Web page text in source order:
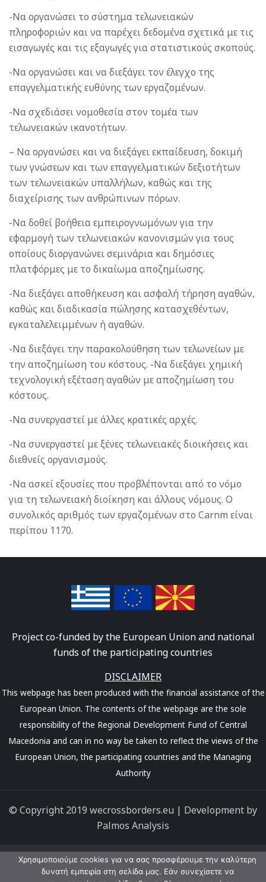
-Να οργανώσει το σύστημα τελωνειακών
πληροφοριών και να παρέχει δεδομένα σχετικά με τις
εισαγωγές και τις εξαγωγές για στατιστικούς σκοπούς.
-Να οργανώσει και να διεξάγει τον έλεγχο της
επαγγελματικής ευθύνης των εργαζομένων.
-Να σχεδιάσει νομοθεσία στον τομέα των
τελωνειακών ικανοτήτων.
– Να οργανώσει και να διεξάγει εκπαίδευση, δοκιμή
των γνώσεων και των επαγγελματικών δεξιοτήτων
των τελωνειακών υπαλλήλων, καθώς και της
διαχείρισης των ανθρώπινων πόρων.
-Να δοθεί βοήθεια εμπειρογνωμόνων για την
εφαρμογή των τελωνειακών κανονισμών για τους
οποίους διοργανώνει σεμινάρια και δημόσιες
πλατφόρμες με το δικαίωμα αποζημίωσης.
-Να διεξάγει αποθήκευση και ασφαλή τήρηση αγαθών,
καθώς και διαδικασία πώλησης κατασχεθέντων,
εγκαταλελειμμένων ή αγαθών.
-Να διεξάγει την παρακολούθηση των τελωνείων με
την αποζημίωση του κόστους. -Να διεξάγει χημική
τεχνολογική εξέταση αγαθών με αποζημίωση του
κόστους.
-Να συνεργαστεί με άλλες κρατικές αρχές.
-Να συνεργαστεί με ξένες τελωνειακές διοικήσεις και
διεθνείς οργανισμούς.
-Να ασκεί εξουσίες που προβλέπονται από το νόμο
για τη τελωνειακή διοίκηση και άλλους νόμους. Ο
συνολικός αριθμός των εργαζομένων στο Carnm είναι
περίπου 1170.
Project co-funded by the European Union and national
funds of the participating countries
DISCLAIMER
This webpage has been produced with the financial assistance of the
European Union. The contents of the webpage are the sole
responsibility of the Regional Development Fund of Central
Macedonia and can in no way be taken to reflect the views of the
European Union, the participating countries and the Managing
Authority
© Copyright 2019 wecrossborders.eu | Development by
Palmos Analysis
Χρησιμοποιούμε cookies για να σας προσφέρουμε την καλύτερη
δυνατή εμπειρία στη σελίδα μας. Εάν συνεχίσετε να